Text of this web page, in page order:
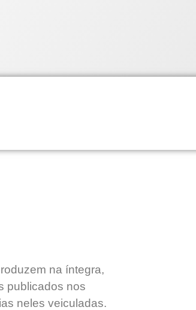
na íntegra,
publicados nos
neles veiculadas.